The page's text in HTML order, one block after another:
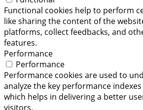
Functional cookies help to perform
like sharing the content of the
platforms, collect feedbacks, and
features.
Performance
Performance
Performance cookies are used to
analyze the key performance
which helps in delivering a better
visitors.